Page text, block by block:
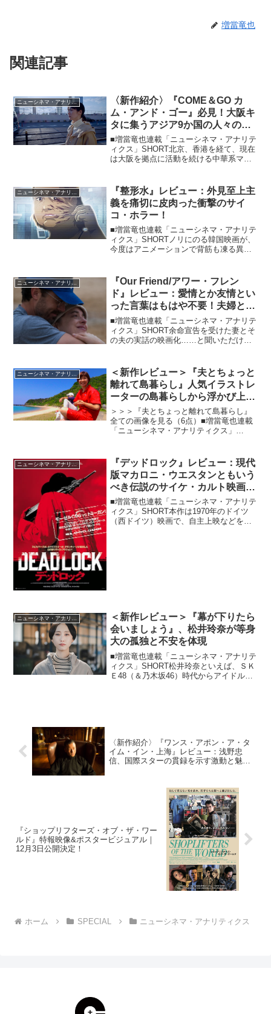
増當竜也
関連記事
ニューシネマ・アナリティクス
〈新作紹介〉『COME＆GO カ
ム・アンド・ゴー』必見！大阪キ
タに集うアジア9か国の人々の混
沌から未来を示唆する群像ヒュー
マン劇
■増當竜也連載「ニューシネマ・アナリテ
ィクス」SHORT北京、香港を経て、現在
は大阪を拠点に活動を続ける中華系マレ
くる、もしくは住んでいるアジアンたち
の日常を描いていく...
ニューシネマ・アナリティクス
『整形水』レビュー：外見至上主
義を痛切に皮肉った衝撃のサイ
コ・ホラー！
■増當竜也連載「ニューシネマ・アナリテ
ィクス」SHORTノリにのる韓国映画が、
今度はアニメーションで背筋も凍る異色
が、顔や体を浸すだけで美しくなる“整形
水”を使って絶世の美...
ニューシネマ・アナリティクス
『Our Friend/アワー・フレン
ド』レビュー：愛情とか友情とい
った言葉はもはや不要！夫婦とそ
の友人それぞれの“想い”の映画
■増當竜也連載「ニューシネマ・アナリテ
ィクス」SHORT余命宣告を受けた妻とそ
の夫の実話の映画化……と聞いただけ
の夫婦に献身的な夫の友人が関わってく
ることで、本作は従来...
＜新作レビュー＞『夫とちょっと
離れて島暮らし』人気イラストレ
ーターの島暮らしから浮かび上が
るコミュニケーションの大切さ
＞＞＞『夫とちょっと離れて島暮らし』
全ての画像を見る（6点）■増當竜也連載
「ニューシネマ・アナリティクス」
児島県の奄美群島・加計呂麻島に期間限
定移住した模...
ニューシネマ・アナリティクス
『デッドロック』レビュー：現代
版マカロニ・ウエスタンともいう
べき伝説のサイケ・カルト映画が
ついに日本上陸！
■増當竜也連載「ニューシネマ・アナリテ
ィクス」SHORT本作は1970年のドイツ
（西ドイツ）映画で、自主上映などを除
ニューシネマ・アナリティクス
＜新作レビュー＞『幕が下りたら
会いましょう』、松井玲奈が等身
大の孤独と不安を体現
■増當竜也連載「ニューシネマ・アナリテ
ィクス」SHORT松井玲奈といえば、ＳＫ
Ｅ48（＆乃木坂46）時代からアイドルと
〈新作紹介〉『ワンス・アポン・ア・タ
イム・イン・上海』レビュー：浅野忠
信、国際スターの貫録を示す激動と魅惑
『ショップリフターズ・オブ・ザ・ワー
ルド』特報映像&ポスタービジュアル｜
12月3日公開決定！
ホーム SPECIAL ニューシネマ・アナリティクス